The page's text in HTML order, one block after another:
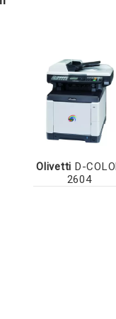
Olivetti D-
2604